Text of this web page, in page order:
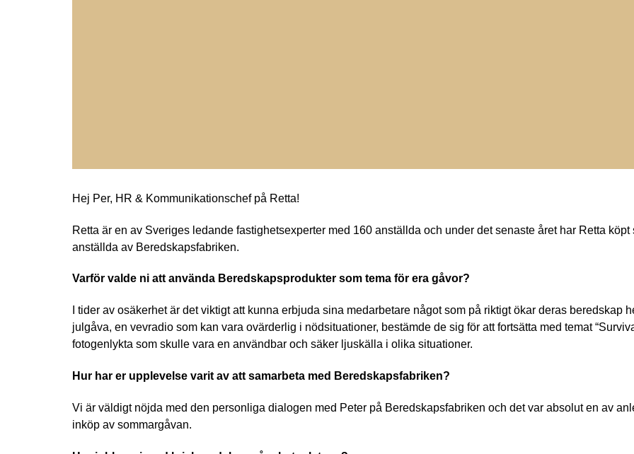
Hej Per, HR & Kommunikationschef på Retta!
Retta är en av Sveriges ledande fastighetsexperter med 160 anställda och under det senaste året har Retta
anställda av Beredskapsfabriken.
Varför valde ni att använda Beredskapsprodukter som tema för era gåvor?
I tider av osäkerhet är det viktigt att kunna erbjuda sina medarbetare något som på riktigt ökar deras beredskap
julgåva, en vevradio som kan vara ovärderlig i nödsituationer, bestämde de sig för att fortsätta med temat
fotogenlykta som skulle vara en användbar och säker ljuskälla i olika situationer.
Hur har er upplevelse varit av att samarbeta med Beredskapsfabriken?
Vi är väldigt nöjda med den personliga dialogen med Peter på Beredskapsfabriken och det var absolut en av
inköp av sommargåvan.